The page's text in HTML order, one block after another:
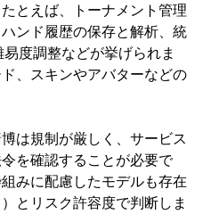
とえば、トーナメント管理
ンド履歴の保存と解析、統
度調整などが挙げられま
、スキンやアバターなどの
は規制が厳しく、サービス
を確認することが必要で
みに配慮したモデルも存在
とリスク許容度で判断しま